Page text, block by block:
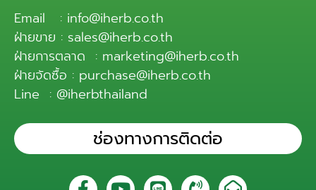
Email : info@iherb.co.th
ฝ่ายขาย : sales@iherb.co.th
ฝ่ายการตลาด : marketing@iherb.co.th
ฝ่ายจัดซื้อ : purchase@iherb.co.th
Line : @iherbthailand
ช่องทางการติดต่อ